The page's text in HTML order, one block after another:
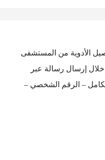
الأدوية من المستشفى
إرسال رسالة عبر
– الرقم الشخصي –